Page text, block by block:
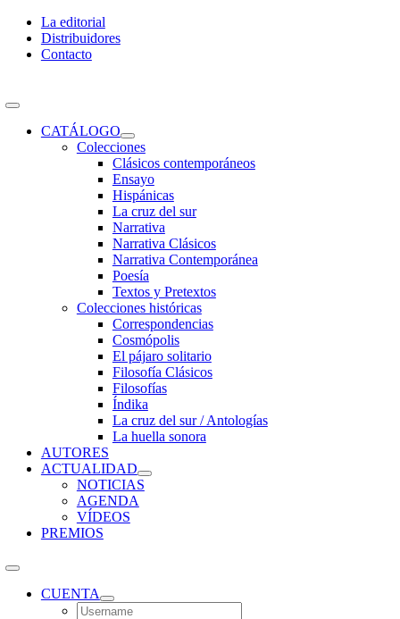
Skip
content
La editorial
Distribuidores
Contacto
Toggle
NavigationCATÁLOGO
Colecciones
Clásicos contemporáneos
Ensayo
Hispánicas
La cruz del sur
Narrativa
Narrativa Clásicos
Narrativa Contemporánea
Poesía
Textos y Pretextos
Colecciones históricas
Correspondencias
Cosmópolis
El pájaro solitario
Filosofía Clásicos
Filosofías
Índika
La cruz del sur / Antologías
La huella sonora
AUTORES
ACTUALIDAD
NOTICIAS
AGENDA
VÍDEOS
PREMIOS
CUENTA
Username: